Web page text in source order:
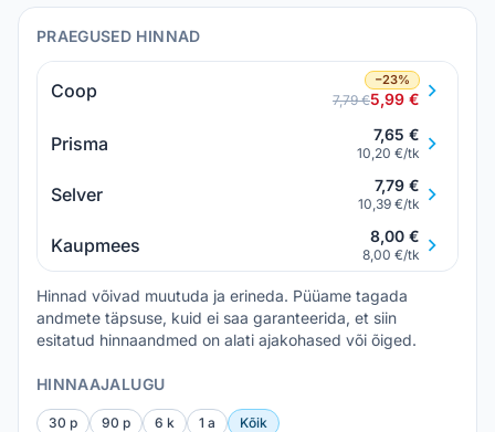
PRAEGUSED HINNAD
Coop −23%
7,79 €5,99 €
Prisma 7,65 €
10,20 €/tk
Selver 7,79 €
10,39 €/tk
Kaupmees 8,00 €
8,00 €/tk
Hinnad võivad muutuda ja erineda. Püüame tagada
andmete täpsuse, kuid ei saa garanteerida, et siin
esitatud hinnaandmed on alati ajakohased või õiged.
HINNAAJALUGU
30 p 90 p 6 k 1 a Kõik